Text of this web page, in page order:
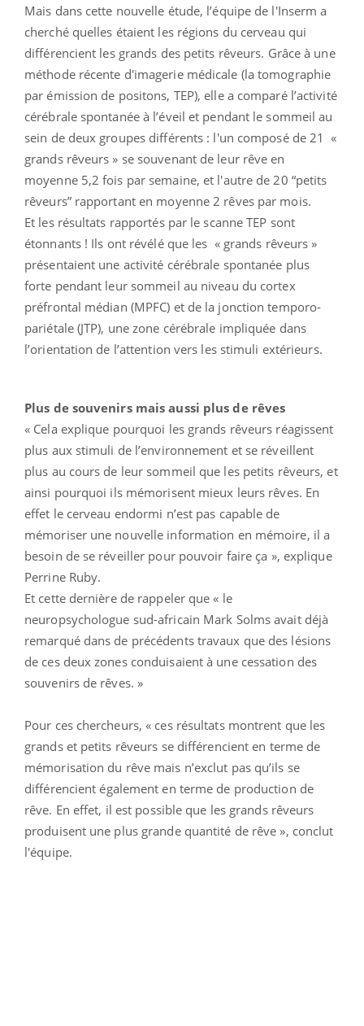
Mais dans cette nouvelle étude, l’équipe de l'Inserm a
cherché quelles étaient les régions du cerveau qui
différencient les grands des petits rêveurs. Grâce à une
méthode récente d'imagerie médicale (la tomographie
par émission de positons, TEP), elle a comparé l’activité
cérébrale spontanée à l’éveil et pendant le sommeil au
sein de deux groupes différents : l'un composé de 21 «
grands rêveurs » se souvenant de leur rêve en
moyenne 5,2 fois par semaine, et l'autre de 20 “petits
rêveurs” rapportant en moyenne 2 rêves par mois.
Et les résultats rapportés par le scanne TEP sont
étonnants ! Ils ont révélé que les « grands rêveurs »
présentaient une activité cérébrale spontanée plus
forte pendant leur sommeil au niveau du cortex
préfrontal médian (MPFC) et de la jonction temporo-
pariétale (JTP), une zone cérébrale impliquée dans
l’orientation de l’attention vers les stimuli extérieurs.
Plus de souvenirs mais aussi plus de rêves
« Cela explique pourquoi les grands rêveurs réagissent
plus aux stimuli de l’environnement et se réveillent
plus au cours de leur sommeil que les petits rêveurs, et
ainsi pourquoi ils mémorisent mieux leurs rêves. En
effet le cerveau endormi n’est pas capable de
mémoriser une nouvelle information en mémoire, il a
besoin de se réveiller pour pouvoir faire ça », explique
Perrine Ruby.
Et cette dernière de rappeler que « le
neuropsychologue sud-africain Mark Solms avait déjà
remarqué dans de précédents travaux que des lésions
de ces deux zones conduisaient à une cessation des
souvenirs de rêves. »
Pour ces chercheurs, « ces résultats montrent que les
grands et petits rêveurs se différencient en terme de
mémorisation du rêve mais n’exclut pas qu’ils se
différencient également en terme de production de
rêve. En effet, il est possible que les grands rêveurs
produisent une plus grande quantité de rêve », conclut
l'équipe.